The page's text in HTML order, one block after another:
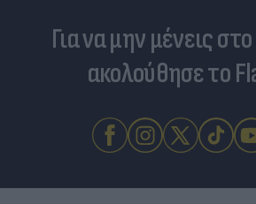
Για να μην μένεις
ακολούθησε το